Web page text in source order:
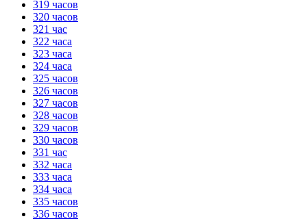
319 часов
320 часов
321 час
322 часа
323 часа
324 часа
325 часов
326 часов
327 часов
328 часов
329 часов
330 часов
331 час
332 часа
333 часа
334 часа
335 часов
336 часов